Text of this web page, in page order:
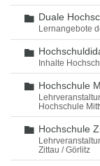
Ordner
Duale
Lernangebote
Ordner
Inhalte
Ordner
Hochschule
Hochschule
Ordner
Hochschule
Zittau / Görlitz